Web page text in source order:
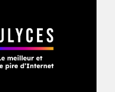
installent
S’y